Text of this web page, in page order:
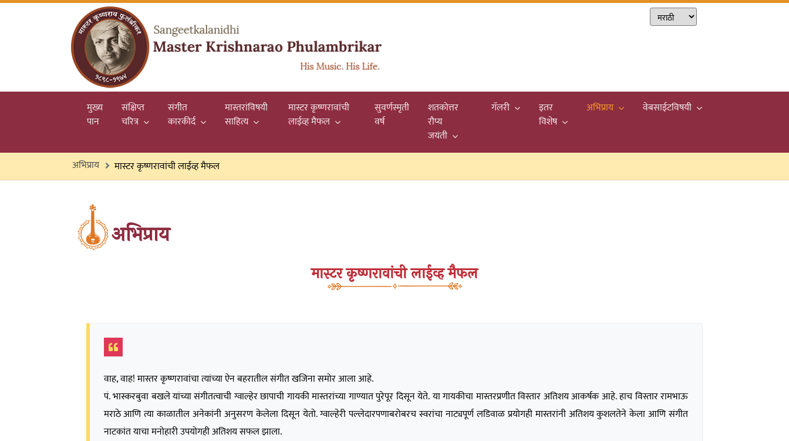
मुख्य
पान(current)
संक्षिप्त
चरित्र
संगीत
कारकीर्द
मास्तरांविषयी
साहित्य
मास्टर कृष्णरावांची
लाईव्ह मैफल
सुवर्णस्मृती
वर्ष
शतकोत्तर
रौप्य
जयंती
गॅलरी
इतर
विशेष
अभिप्राय वेबसाईटविषयी
अभिप्राय मास्टर कृष्णरावांची लाईव्ह मैफल
अभिप्राय
मास्टर कृष्णरावांची लाईव्ह मैफल
वाह, वाह! मास्तर कृष्णरावांचा त्यांच्या ऐन बहरातील संगीत खजिना समोर आला आहे.
पं. भास्करबुवा बखले यांच्या संगीतत्वाची ग्वाल्हेर छापाची गायकी मास्तरांच्या गाण्यात पुरेपूर दिसून येते. या गायकीचा मास्तरप्रणीत विस्तार अतिशय आकर्षक आहे. हाच विस्तार रामभाऊ
मराठे आणि त्या काळातील अनेकांनी अनुसरण केलेला दिसून येतो. ग्वाल्हेरी पल्लेदारपणाबरोबरच स्वरांचा नाट्यपूर्ण लडिवाळ प्रयोगही मास्तरांनी अतिशय कुशलतेने केला आणि संगीत
नाटकांत याचा मनोहारी उपयोगही अतिशय सफल झाला.